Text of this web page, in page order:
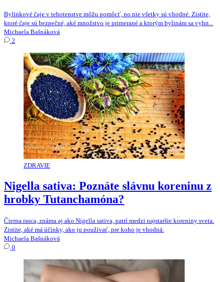
Bylinkové čaje v tehotenstve môžu pomôcť, no nie všetky sú vhodné. Zistite,
ktoré čaje sú bezpečné, aké množstvo je primerané a ktorým bylinám sa vyhn...
Michaela Bašnáková
2
ZDRAVIE
Nigella sativa: Poznáte slávnu koreninu z
hrobky Tutanchamóna?
Čierna rasca, známa aj ako Nigella sativa, patrí medzi najstaršie koreniny sveta.
Zistite, aké má účinky, ako ju používať, pre koho je vhodná.
Michaela Bašnáková
0